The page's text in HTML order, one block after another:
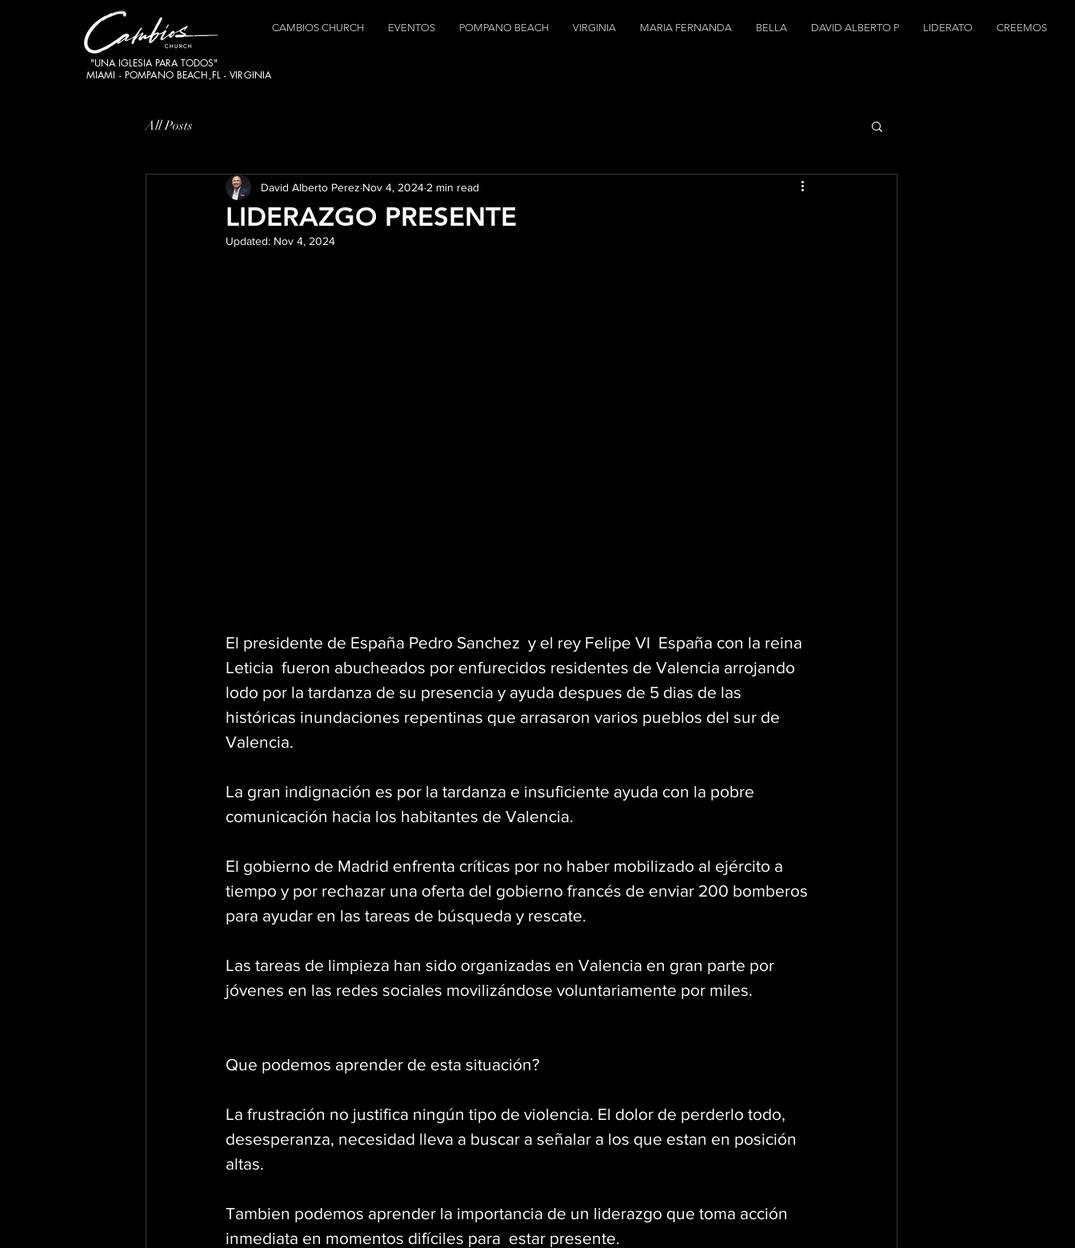
CAMBIOS CHURCH EVENTOS POMPANO BEACH VIRGINIA MARIA FERNANDA BELLA DAVID ALBERTO P LIDERATO CREEMOS
"UNA IGLESIA PARA TODOS"
MIAMI - POMPANO BEACH,FL - VIRGINIA
All Posts
LIDERAZGO PRESENTE
David Alberto Perez Nov 4, 2024 2 min read
Updated: Nov 4, 2024
El presidente de España Pedro Sanchez  y el rey Felipe VI  España con la reina
Leticia  fueron abucheados por enfurecidos residentes de Valencia arrojando
lodo por la tardanza de su presencia y ayuda despues de 5 dias de las
históricas inundaciones repentinas que arrasaron varios pueblos del sur de
Valencia.
La gran indignación es por la tardanza e insuficiente ayuda con la pobre
comunicación hacia los habitantes de Valencia.
El gobierno de Madrid enfrenta críticas por no haber mobilizado al ejército a
tiempo y por rechazar una oferta del gobierno francés de enviar 200 bomberos
para ayudar en las tareas de búsqueda y rescate.
Las tareas de limpieza han sido organizadas en Valencia en gran parte por
jóvenes en las redes sociales movilizándose voluntariamente por miles.
Que podemos aprender de esta situación?
La frustración no justifica ningún tipo de violencia. El dolor de perderlo todo,
desesperanza, necesidad lleva a buscar a señalar a los que estan en posición
altas.
Tambien podemos aprender la importancia de un liderazgo que toma acción
inmediata en momentos difíciles para  estar presente.